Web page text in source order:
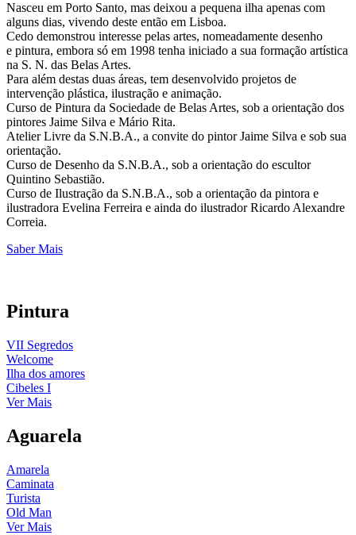
Nasceu em Porto Santo, mas deixou a pequena ilha apenas com
alguns dias, vivendo deste então em Lisboa.
Cedo demonstrou interesse pelas artes, nomeadamente desenho
e pintura, embora só em 1998 tenha iniciado a sua formação artística
na S. N. das Belas Artes.
Para além destas duas áreas, tem desenvolvido projetos de
intervenção plástica, ilustração e animação.
Curso de Pintura da Sociedade de Belas Artes, sob a orientação dos
pintores Jaime Silva e Mário Rita.
Atelier Livre da S.N.B.A., a convite do pintor Jaime Silva e sob sua
orientação.
Curso de Desenho da S.N.B.A., sob a orientação do escultor
Quintino Sebastião.
Curso de Ilustração da S.N.B.A., sob a orientação da pintora e
ilustradora Evelina Ferreira e ainda do ilustrador Ricardo Alexandre
Correia.
Saber Mais
Pintura
VII Segredos
Welcome
Ilha dos amores
Cibeles I
Ver Mais
Aguarela
Amarela
Caminata
Turista
Old Man
Ver Mais